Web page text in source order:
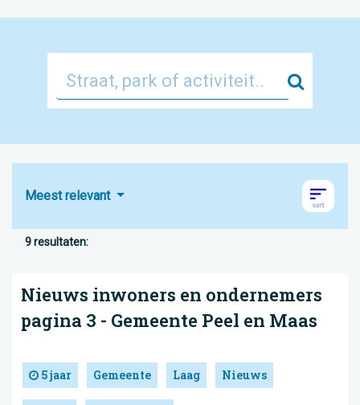
Zoek
Meest relevant
9 resultaten:
Nieuws inwoners en ondernemers
pagina 3 - Gemeente Peel en Maas
5 jaar Gemeente Laag Nieuws